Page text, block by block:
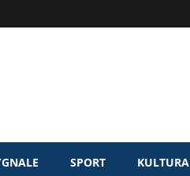
SPORT KULTURA